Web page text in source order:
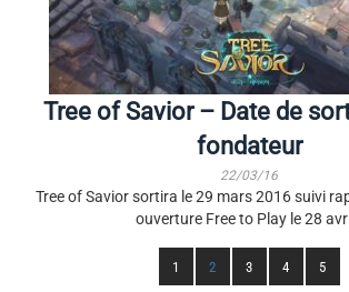
Tree of Savior – Date de
fondateur
22/03/16
Tree of Savior sortira le 29 mars 2016 suivi
ouverture Free to Play le 28
1 2 3 4 5